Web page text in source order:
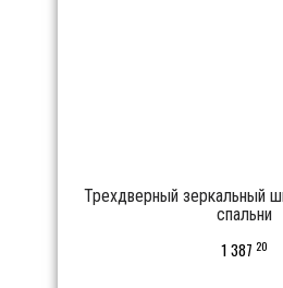
Трехдверный зеркальный
спальни
1 387 20